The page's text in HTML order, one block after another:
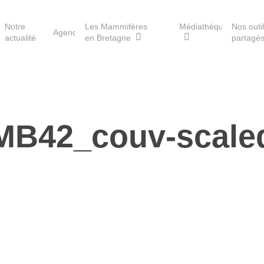
Les Havres de paix pour la
loutre
Notre
actualité
Agenda
Les Mammifères
en Bretagne
Médiathèque
Nos
partagés